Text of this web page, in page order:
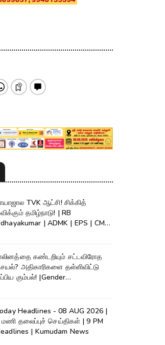
TVK ஆட்சி! சிக்கித்
தமிழ்நாடு! | RB
| ADMK | EPS | CM
கண்டறியும் சட்டவிரோத
அதிகாரிகளை தள்ளிவிட்டு
கும்பல்! |Gender
Headlines - 08 AUG 2026 |
மணி தலைப்புச் செய்திகள் | 9 PM
| Kumudam News